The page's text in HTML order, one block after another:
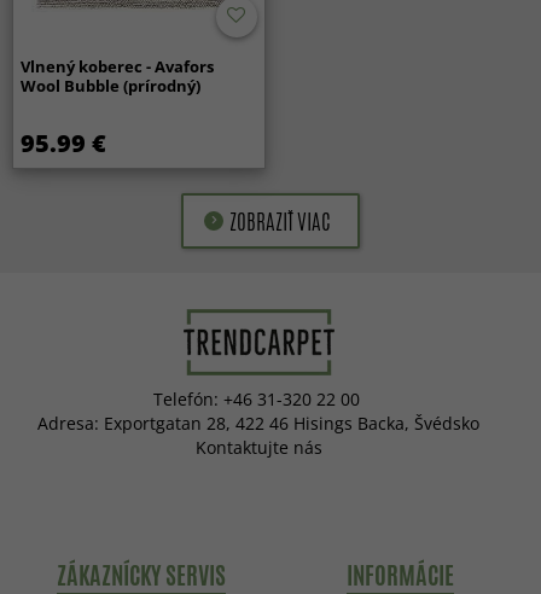
Vlnený koberec - Avafors
Wool Bubble (prírodný)
95.99 €
ZOBRAZIŤ VIAC
Telefón: +46 31-320 22 00
Adresa: Exportgatan 28, 422 46 Hisings Backa, Švédsko
Kontaktujte nás
ZÁKAZNÍCKY SERVIS INFORMÁCIE